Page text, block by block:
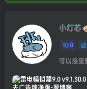
小灯芯
0